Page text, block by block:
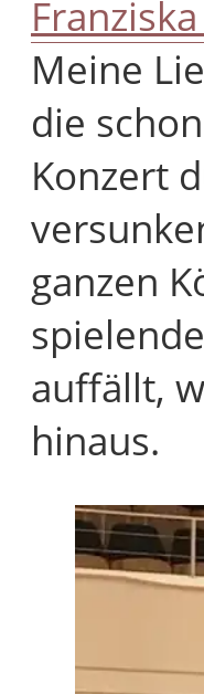
Meine
die
Konzert
ganzen
auffällt,
hinaus.